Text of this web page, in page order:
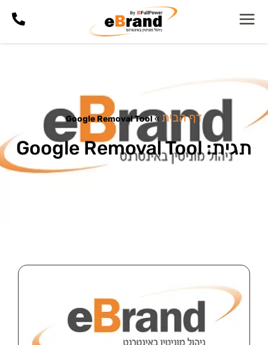
דף הבית »
Google Removal Tool
תגית: Google Removal Tool